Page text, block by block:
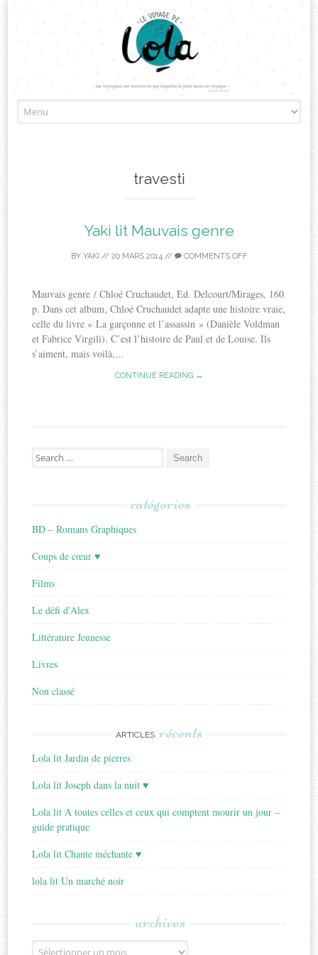
to
travesti
Yaki lit Mauvais genre
BY YAKI // 20 MARS 2014// COMMENTS OFF
Mauvais genre / Chloé Cruchaudet, Ed. Delcourt/Mirages, 160
p. Dans cet album, Chloé Cruchaudet adapte une histoire vraie,
celle du livre « La garçonne et l’assassin » (Danièle Voldman
et Fabrice Virgili). C’est l’histoire de Paul et de Louise. Ils
s’aiment, mais voilà,...
CONTINUE READING →
Search
for:
catégories
BD – Romans Graphiques
Coups de cœur ♥
Films
Le défi d'Alex
Littérature Jeunesse
Livres
Non classé
ARTICLES récents
Lola lit Jardin de pierres
Lola lit Joseph dans la nuit ♥
Lola lit A toutes celles et ceux qui comptent mourir un jour –
guide pratique
Lola lit Chante méchante ♥
lola lit Un marché noir
archives
Archives